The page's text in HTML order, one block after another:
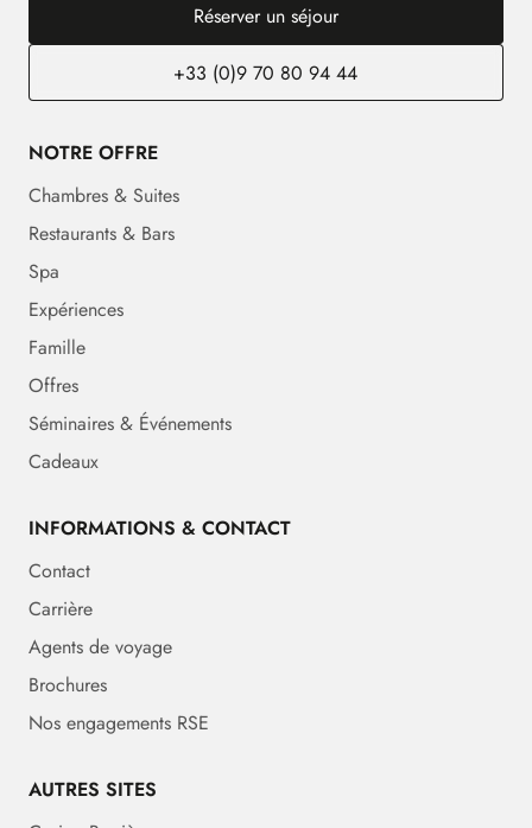
Réserver un séjour
+33 (0)9 70 80 94 44
NOTRE OFFRE
Chambres & Suites
Restaurants & Bars
Spa
Expériences
Famille
Offres
Séminaires & Événements
Cadeaux
INFORMATIONS & CONTACT
Contact
Carrière
Agents de voyage
Brochures
Nos engagements RSE
AUTRES SITES